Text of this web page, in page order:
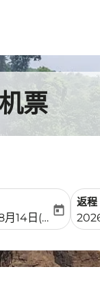
票
departure-
14日(周五)
today
返程
fc-